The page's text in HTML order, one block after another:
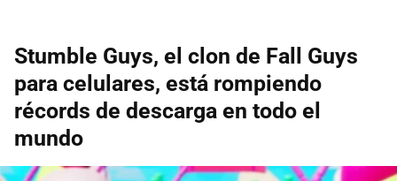
Stumble Guys, el clon de Fall Guys
para celulares, está rompiendo
récords de descarga en todo el
mundo